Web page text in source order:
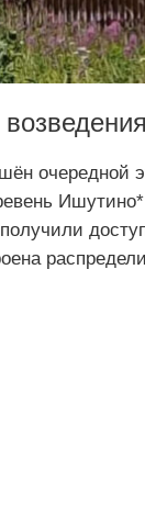
очередной